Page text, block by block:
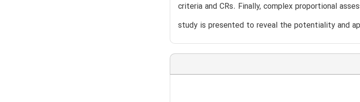
criteria and CRs. Finally, complex proportional
study is presented to reveal the potentiality and